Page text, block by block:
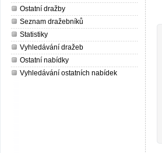
Ostatní dražby
Seznam dražebníků
Statistiky
Vyhledávání dražeb
Ostatní nabídky
Vyhledávání ostatních nabídek